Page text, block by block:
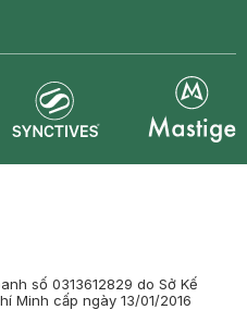
số 0313612829 do Sở Kế
Minh cấp ngày 13/01/2016